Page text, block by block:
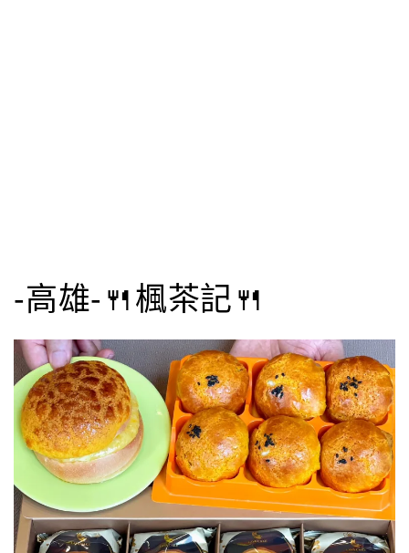
-高雄-🍴楓茶記🍴